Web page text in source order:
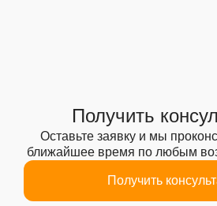
Получить
Оставьте заявку и мы
ближайшее время по любым
Получить